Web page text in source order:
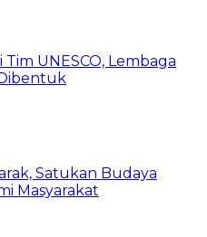
UNESCO, Lembaga
Satukan Budaya
Masyarakat